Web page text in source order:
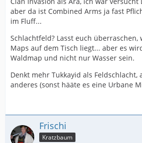
aber da ist Combined Arms ja fast
im Fluff...
Schlachtfeld? Lasst euch überraschen,
Maps auf dem Tisch liegt... aber es
Waldmap und nicht nur Wasser sein.
Denkt mehr Tukkayid als Feldschlacht,
anderes (sonst hääte es eine Urbane
Frischi
Kratzbaum